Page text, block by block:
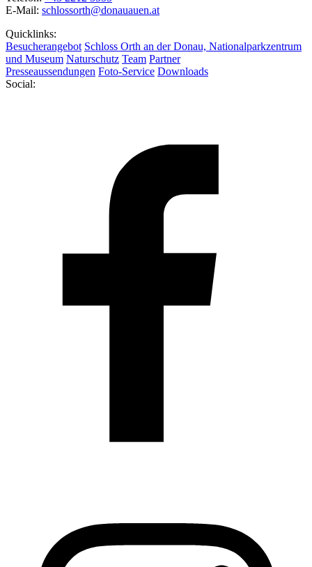
E-Mail: schlossorth@donauauen.at
Quicklinks:
Besucherangebot Schloss Orth an der Donau, Nationalparkzentrum
und Museum Naturschutz Team Partner
Presseaussendungen Foto-Service Downloads
Social: